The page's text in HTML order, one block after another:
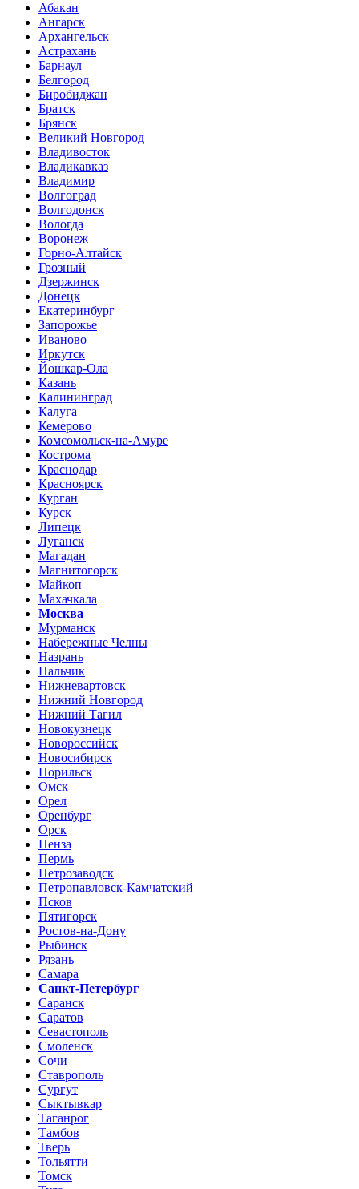
Абакан
Ангарск
Архангельск
Астрахань
Барнаул
Белгород
Биробиджан
Братск
Брянск
Великий Новгород
Владивосток
Владикавказ
Владимир
Волгоград
Волгодонск
Вологда
Воронеж
Горно-Алтайск
Грозный
Дзержинск
Донецк
Екатеринбург
Запорожье
Иваново
Иркутск
Йошкар-Ола
Казань
Калининград
Калуга
Кемерово
Комсомольск-на-Амуре
Кострома
Краснодар
Красноярск
Курган
Курск
Липецк
Луганск
Магадан
Магнитогорск
Майкоп
Махачкала
Москва
Мурманск
Набережные Челны
Назрань
Нальчик
Нижневартовск
Нижний Новгород
Нижний Тагил
Новокузнецк
Новороссийск
Новосибирск
Норильск
Омск
Орел
Оренбург
Орск
Пенза
Пермь
Петрозаводск
Петропавловск-Камчатский
Псков
Пятигорск
Ростов-на-Дону
Рыбинск
Рязань
Самара
Санкт-Петербург
Саранск
Саратов
Севастополь
Смоленск
Сочи
Ставрополь
Сургут
Сыктывкар
Таганрог
Тамбов
Тверь
Тольятти
Томск